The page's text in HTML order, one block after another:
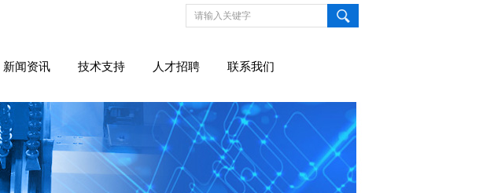
新闻资讯 技术支持 人才招聘 联系我们